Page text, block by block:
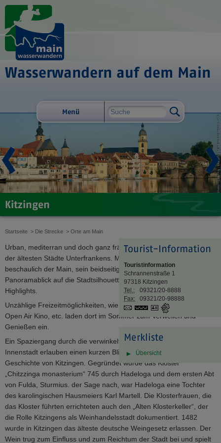
Wasserwandern auf dem Main
Menü
Kitzingen
Startseite > Die Strecke > Orte am Main
Urban, mediterran und doch ganz fränkisch, das ist Kitzingen, eine
der ältesten Städte Unterfrankens. Mitten durch die Stadt fließt
beschaulich der Main, sein beidseitig unverbautes Ufer und der
Panoramablick auf die Stadtsilhouette sind besondere Stadt-
Highlights.
Unzählige Freizeitmöglichkeiten, wie Konzerte, Sportangebote,
Open Air Kino, etc. laden dort im Sommer zum Verweilen und
Genießen ein.
Ein Spaziergang durch die verwinkelten Gässchen der historischen
Innenstadt erlauben einen kurzen Blick auf die vielfältige
Geschichte von Kitzingen. Gegründet wurde das Kloster
„Chitzzinga monasterium“ 745 durch Hadeloga und dem ersten Abt
von Fulda, Sturmius. der Sage nach, war Hadeloga eine Tochter
des karolingischen Hausmeiers Karl Martell. Die Klosterfrauen, die
das Kloster führten errichteten auch den „Alten Klosterkeller“, der
die Rolle Kitzingens als Weinhandelsstadt dokumentiert. 1482
wurde in Kitzingen das älteste deutsche Weingesetz erlassen. Der
Wein trug zum Einfluss und zum Reichtum der Stadt bei und spielt
Tourist-Information
Touristinformation
Schrannenstraße 1
97318 Kitzingen
Tel.:
09321/20-8888
Fax:
09321/20-98888
www.visit-
kitzingen.de
vCard
49°44'22.82''N
Merkliste
Übersicht